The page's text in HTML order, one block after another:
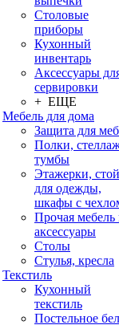
Столовые
приборы
Кухонный
инвентарь
Аксессуары
сервировки
+ ЕЩЕ
Мебель для дома
Защита для
Полки,
тумбы
Этажерки,
для одежды,
шкафы с
Прочая мебель
аксессуары
Столы
Стулья, кресла
Текстиль
Кухонный
текстиль
Постельное